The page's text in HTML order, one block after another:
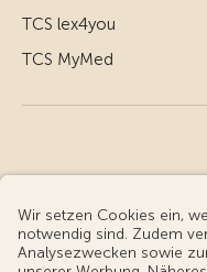
TCS lex4you
TCS MyMed